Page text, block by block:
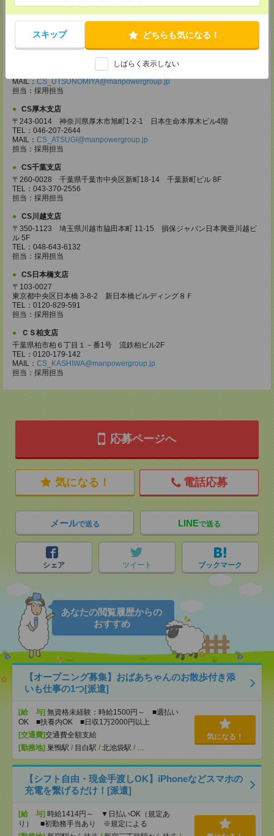
スキップ どちらも気になる！
しばらく表示しない
〒370-0831 群馬県高崎市あら町167 高崎第一生命ビルディング11Ｆ
TEL：027-320-6558
MAIL：
CS_TAKASAKI@manpowergroup.jp
担当：採用担当
CS宇都宮支店
〒321-0953 栃木県宇都宮市東宿郷3-2-18 高知穂ビル2Ｆ
MAIL：CS_UTSUNOMIYA@manpowergroup.jp
担当：採用担当
CS厚木支店
〒243-0014 神奈川県厚木市旭町1-2-1 日本生命本厚木ビル4階
TEL：046-207-2644
MAIL： CS_ATSUGI@manpowergroup.jp
担当：採用担当
CS千葉支店
〒260-0028 千葉県千葉市中央区新町18-14 千葉新町ビル 8F
TEL：043-370-2556
担当：採用担当
CS川越支店
〒350-1123 埼玉県川越市脇田本町 11-15 損保ジャパン日本興亜川越ビ
ル 5F
TEL：048-643-6132
担当：採用担当
CS日本橋支店
〒103-0027
東京都中央区日本橋 3-8-2 新日本橋ビルディング８Ｆ
TEL：0120-829-591
担当：採用担当
ＣＳ柏支店
千葉県柏市柏６丁目１－番1号 流鉄柏ビル2F
TEL：0120-179-142
MAIL： CS_KASHIWA@manpowergroup.jp
担当：採用担当
応募ページへ
気になる！ 電話応募
メールで送る LINEで送る
シェア ツイート ブックマーク
あなたの閲覧履歴からの
おすすめ
【オープニング募集】おばあちゃんのお散歩付き添
いも仕事の1つ[派遣]
[給 与] 無資格未経験：時給1500円～ ■週払い
OK ■扶養内OK ■日収1万2000円以上
[交通費]交通費全額支給
[勤務地] 巣鴨駅 / 目白駅 / 北池袋駅 / …
気になる！
【シフト自由・現金手渡しOK】iPhoneなどスマホの
充電を繋げるだけ！[派遣]
[給 与] 時給1414円～ ▼日払いOK（規定あ
り） ■初勤務手当あり ※規定による